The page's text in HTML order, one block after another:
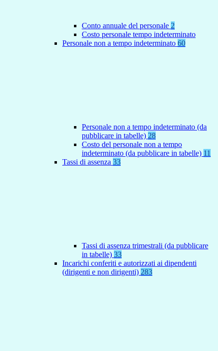
Conto annuale del personale 2
Costo personale tempo indeterminato
Personale non a tempo indeterminato 60
Personale non a tempo indeterminato (da
pubblicare in tabelle) 28
Costo del personale non a tempo
indeterminato (da pubblicare in tabelle) 11
Tassi di assenza 33
Tassi di assenza trimestrali (da pubblicare
in tabelle) 33
Incarichi conferiti e autorizzati ai dipendenti
(dirigenti e non dirigenti) 283